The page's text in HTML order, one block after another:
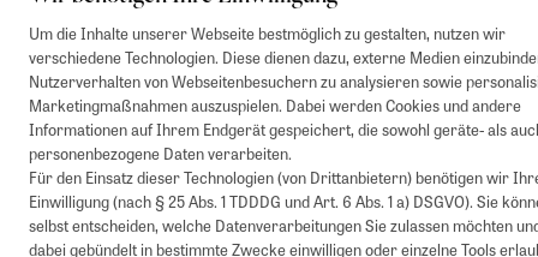
Um die Inhalte unserer Webseite bestmöglich zu gestalten, nutzen wir
verschiedene Technologien. Diese dienen dazu, externe Medien
Nutzerverhalten von Webseitenbesuchern zu analysieren sowie
Marketingmaßnahmen auszuspielen. Dabei werden Cookies und andere
Informationen auf Ihrem Endgerät gespeichert, die sowohl geräte- als
personenbezogene Daten verarbeiten.
Für den Einsatz dieser Technologien (von Drittanbietern) benötigen wir
Einwilligung (nach § 25 Abs. 1 TDDDG und Art. 6 Abs. 1 a) DSGVO). Sie
selbst entscheiden, welche Datenverarbeitungen Sie zulassen möchten
dabei gebündelt in bestimmte Zwecke einwilligen oder einzelne Tools
© 2002-2026 - Zeitverlag Gerd Bucerius GmbH & Co. KG
Barrierefreiheit
Cookies/Tracking